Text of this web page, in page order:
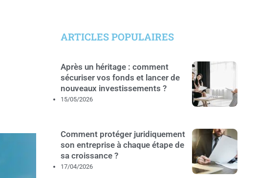
ARTICLES POPULAIRES
Après un héritage : comment
sécuriser vos fonds et lancer de
nouveaux investissements ?
15/05/2026
Comment protéger juridiquement
son entreprise à chaque étape de
sa croissance ?
17/04/2026